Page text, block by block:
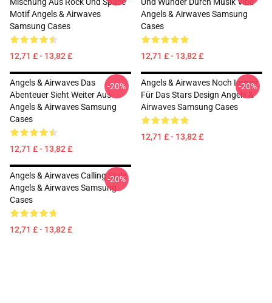
Motif Angels & Airwaves
Samsung Cases
12,71 £ - 13,82 £
Angels & Airwaves Samsung
Cases
12,71 £ - 13,82 £
Angels & Airwaves Das
Abenteuer Sieht Weiter Aus
Angels & Airwaves Samsung
Cases
12,71 £ - 13,82 £
-20%
Angels & Airwaves Noch Immer
Für Das Stars Design Angels &
Airwaves Samsung Cases
12,71 £ - 13,82 £
-20%
Angels & Airwaves Calling Style
Angels & Airwaves Samsung
Cases
12,71 £ - 13,82 £
-20%